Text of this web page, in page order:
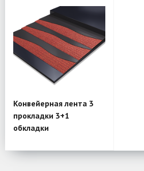
Конвейерная лента 3
прокладки 3+1
обкладки